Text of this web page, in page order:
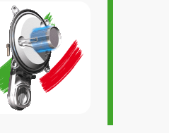
450x837x475 мм
7 лет